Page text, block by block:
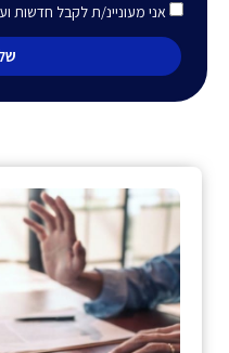
אני מעוניינ/ת לקבל חדשות ועדכונים
שליחה